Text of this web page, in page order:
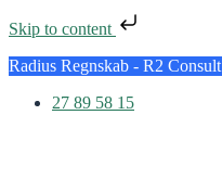
Skip to content
Radius Regnskab - R2 Consult
27 89 58 15